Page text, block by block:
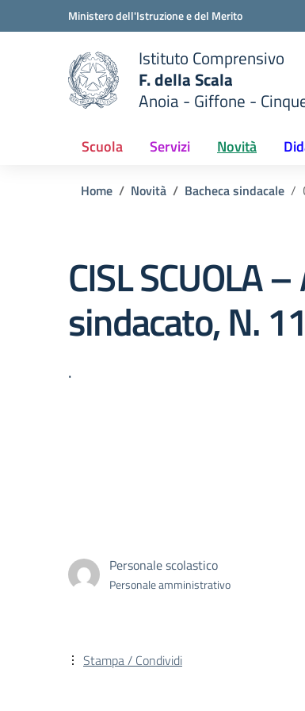
Vai ai contenuti
Vai al menu di navigazioneMinistero dell'Istruzione e del Merito
scuola
Istituto Comprensivo
F. della Scala
Anoia - Giffone -
Scuola Servizi Novità
Home Novità Bacheca sindacale
CISL SCUOLA
sindacato, N.
.
Personale scolastico
Personale amministrativo
Stampa / Condividi